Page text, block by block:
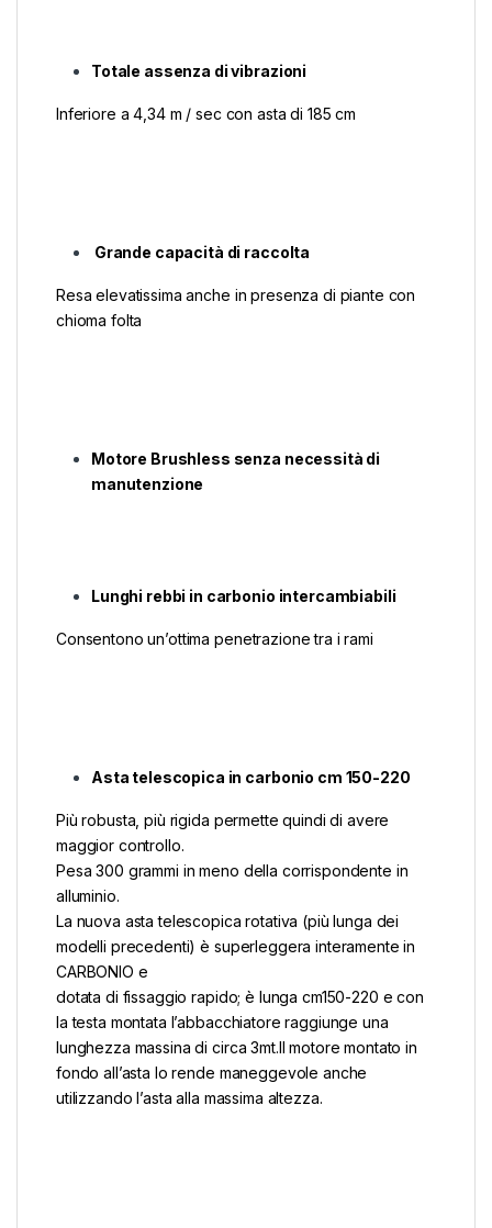
Totale assenza di vibrazioni
Inferiore a 4,34 m / sec con asta di 185 cm
Grande capacità di raccolta
Resa elevatissima anche in presenza di piante con
chioma folta
Motore Brushless senza necessità di
manutenzione
Lunghi rebbi in carbonio intercambiabili
Consentono un’ottima penetrazione tra i rami
Asta telescopica in carbonio cm 150-220
Più robusta, più rigida permette quindi di avere
maggior controllo.
Pesa 300 grammi in meno della corrispondente in
alluminio.
La nuova asta telescopica rotativa (più lunga dei
modelli precedenti) è superleggera interamente in
CARBONIO e
dotata di fissaggio rapido; è lunga cm150-220 e con
la testa montata l’abbacchiatore raggiunge una
lunghezza massina di circa 3mt.Il motore montato in
fondo all’asta lo rende maneggevole anche
utilizzando l’asta alla massima altezza.